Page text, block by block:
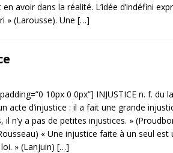
avoir dans la réalité. L’idée d’indéfini
» (Larousse). Une […]
10px 0 0px”] INJUSTICE n. f. du
acte d’injustice : il a fait une grande
n’y a pas de petites injustices. »
« Une injustice faite à un seul
» (Lanjuin) […]